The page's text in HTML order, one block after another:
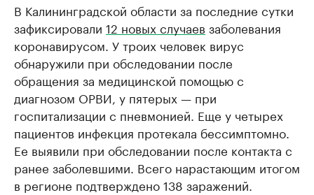
В Калининградской области за последние сутки
зафиксировали 12 новых случаев заболевания
коронавирусом. У троих человек вирус
обнаружили при обследовании после
обращения за медицинской помощью с
диагнозом ОРВИ, у пятерых — при
госпитализации с пневмонией. Еще у четырех
пациентов инфекция протекала бессимптомно.
Ее выявили при обследовании после контакта с
ранее заболевшими. Всего нарастающим итогом
в регионе подтверждено 138 заражений.